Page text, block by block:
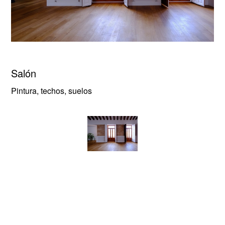
Salón
Pintura, techos, suelos